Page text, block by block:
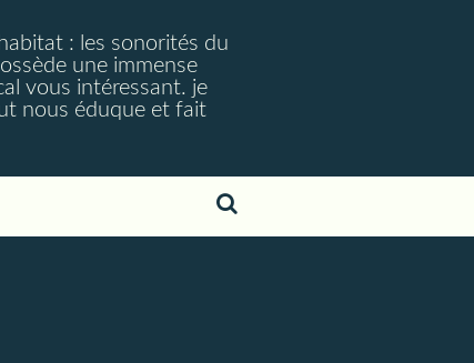
: les sonorités du
une immense
vous intéressant. je
nous éduque et fait